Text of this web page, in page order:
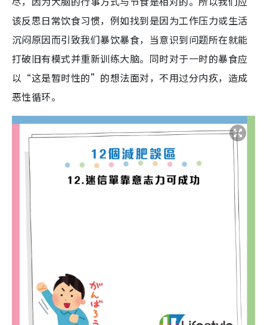
该反思日常饮食习惯，例如找到是因为工作压力或生活
沉闷原因而引致我们暴饮暴食，当意识到问题所在就能
打破旧有模式并重新训练大脑。同时对于一时的暴食应
以“这是暂时性的”的想法面对，不用过分内疚，造成
恶性循环。